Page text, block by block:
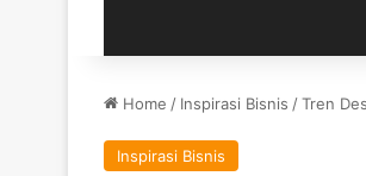
Home / Inspirasi Bisnis /Tren
Inspirasi Bisnis